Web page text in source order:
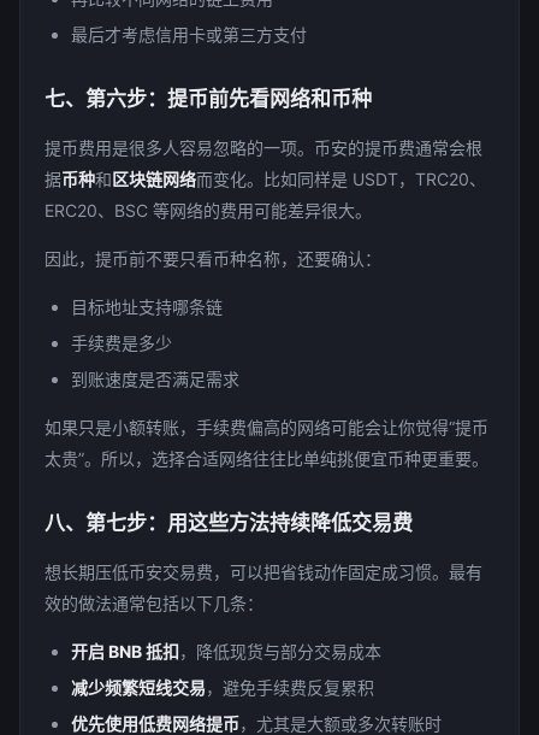
最后才考虑信用卡或第三方支付
七、第六步：提币前先看网络和币种
提币费用是很多人容易忽略的一项。币安的提币费通常会根
据币种和区块链网络而变化。比如同样是 USDT，TRC20、
ERC20、BSC 等网络的费用可能差异很大。
因此，提币前不要只看币种名称，还要确认：
目标地址支持哪条链
手续费是多少
到账速度是否满足需求
如果只是小额转账，手续费偏高的网络可能会让你觉得“提币
太贵”。所以，选择合适网络往往比单纯挑便宜币种更重要。
八、第七步：用这些方法持续降低交易费
想长期压低币安交易费，可以把省钱动作固定成习惯。最有
效的做法通常包括以下几条：
开启 BNB 抵扣，降低现货与部分交易成本
减少频繁短线交易，避免手续费反复累积
优先使用低费网络提币，尤其是大额或多次转账时